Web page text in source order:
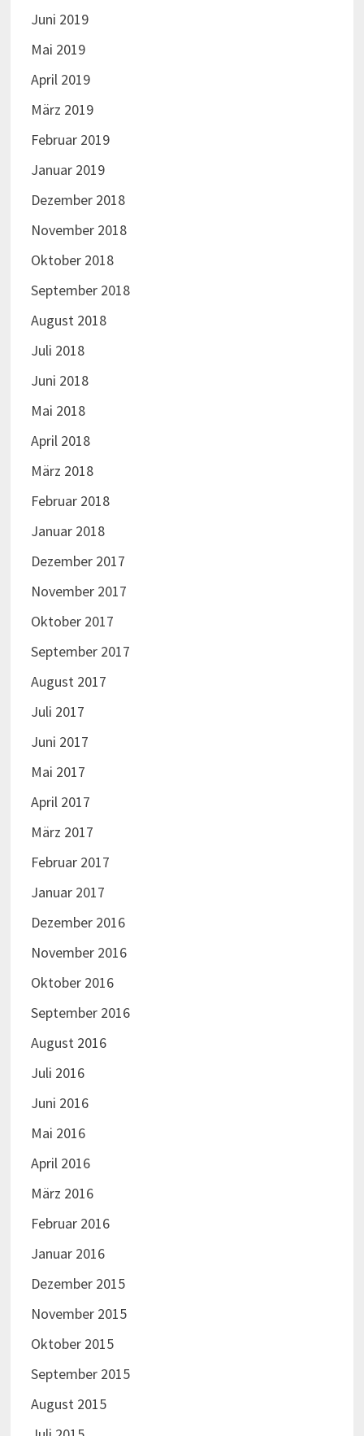
Juni 2019
Mai 2019
April 2019
März 2019
Februar 2019
Januar 2019
Dezember 2018
November 2018
Oktober 2018
September 2018
August 2018
Juli 2018
Juni 2018
Mai 2018
April 2018
März 2018
Februar 2018
Januar 2018
Dezember 2017
November 2017
Oktober 2017
September 2017
August 2017
Juli 2017
Juni 2017
Mai 2017
April 2017
März 2017
Februar 2017
Januar 2017
Dezember 2016
November 2016
Oktober 2016
September 2016
August 2016
Juli 2016
Juni 2016
Mai 2016
April 2016
März 2016
Februar 2016
Januar 2016
Dezember 2015
November 2015
Oktober 2015
September 2015
August 2015